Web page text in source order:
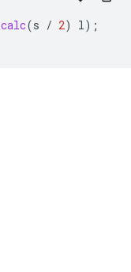
calc(s / 2) l );